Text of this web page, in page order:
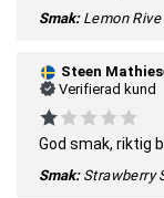
Smak: Lemon Rive
Steen
Verifierad kund
God smak, riktig
Smak: Strawberry